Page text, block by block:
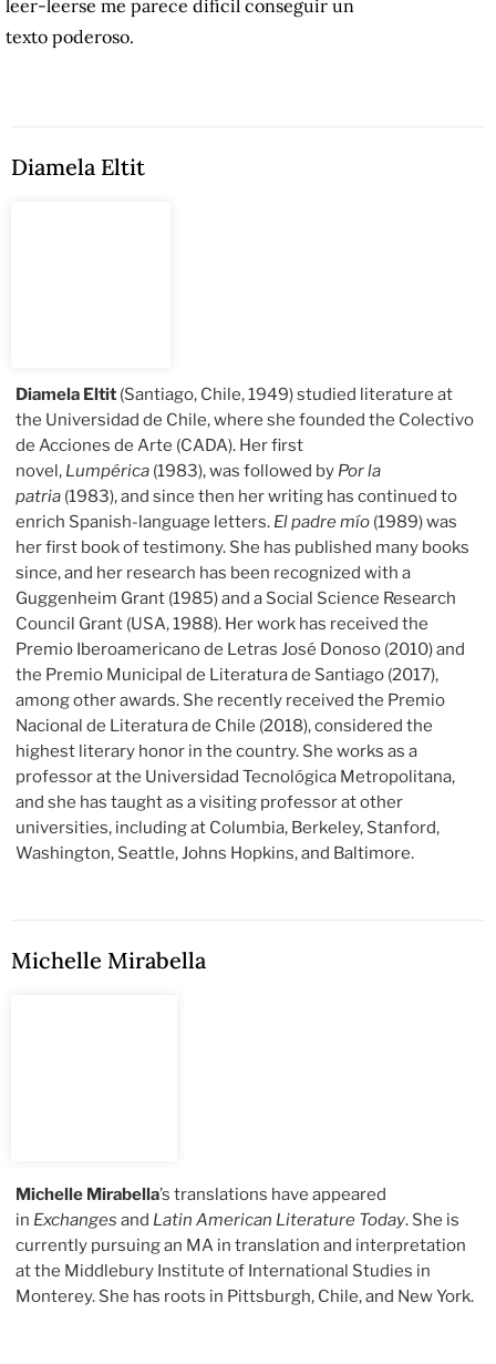
leer-leerse me parece difícil conseguir un
texto poderoso.
Diamela Eltit
Diamela Eltit (Santiago, Chile, 1949) studied literature at
the Universidad de Chile, where she founded the Colectivo
de Acciones de Arte (CADA). Her first
novel, Lumpérica (1983), was followed by Por la
patria (1983), and since then her writing has continued to
enrich Spanish-language letters. El padre mío (1989) was
her first book of testimony. She has published many books
since, and her research has been recognized with a
Guggenheim Grant (1985) and a Social Science Research
Council Grant (USA, 1988). Her work has received the
Premio Iberoamericano de Letras José Donoso (2010) and
the Premio Municipal de Literatura de Santiago (2017),
among other awards. She recently received the Premio
Nacional de Literatura de Chile (2018), considered the
highest literary honor in the country. She works as a
professor at the Universidad Tecnológica Metropolitana,
and she has taught as a visiting professor at other
universities, including at Columbia, Berkeley, Stanford,
Washington, Seattle, Johns Hopkins, and Baltimore.
Michelle Mirabella
Michelle Mirabella’s translations have appeared
in Exchanges and Latin American Literature Today. She is
currently pursuing an MA in translation and interpretation
at the Middlebury Institute of International Studies in
Monterey. She has roots in Pittsburgh, Chile, and New York.